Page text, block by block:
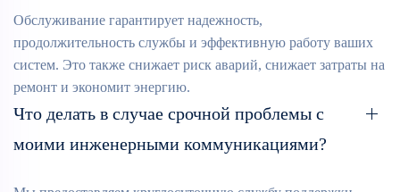
Обслуживание гарантирует надежность,
продолжительность службы и эффективную работу ваших
систем. Это также снижает риск аварий, снижает затраты на
ремонт и экономит энергию.
Что делать в случае срочной проблемы с
моими инженерными коммуникациями?